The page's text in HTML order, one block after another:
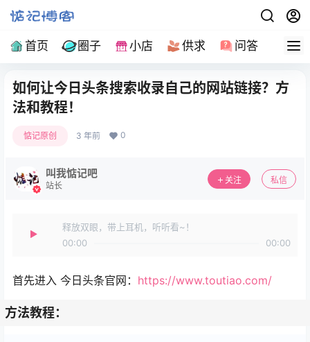
首页 圈子 小店 供求 问答 导航
如何让今日头条搜索收录自己的网站链接？方
法和教程！
惦记原创 3 年前 0
叫我惦记吧
站长
关注 私信
释放双眼，带上耳机，听听看~！
00:00
00:00
首先进入 今日头条官网： https://www.toutiao.com/
方法教程：